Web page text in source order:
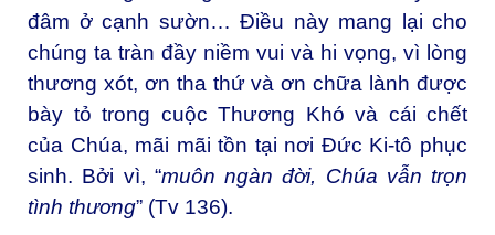
đâm ở cạnh sườn… Điều này mang lại cho
chúng ta tràn đầy niềm vui và hi vọng, vì lòng
thương xót, ơn tha thứ và ơn chữa lành được
bày tỏ trong cuộc Thương Khó và cái chết
của Chúa, mãi mãi tồn tại nơi Đức Ki-tô phục
sinh. Bởi vì, “muôn ngàn đời, Chúa vẫn trọn
tình thương” (Tv 136).